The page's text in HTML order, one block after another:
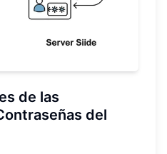
de las
del